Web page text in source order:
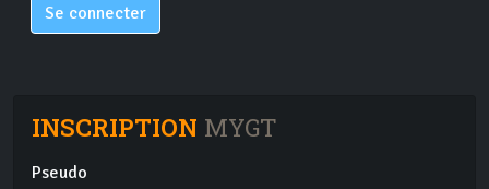
Se connecter
INSCRIPTION MYGT
Pseudo